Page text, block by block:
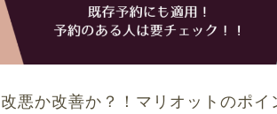
改悪か改善か？！マリオットのポイ